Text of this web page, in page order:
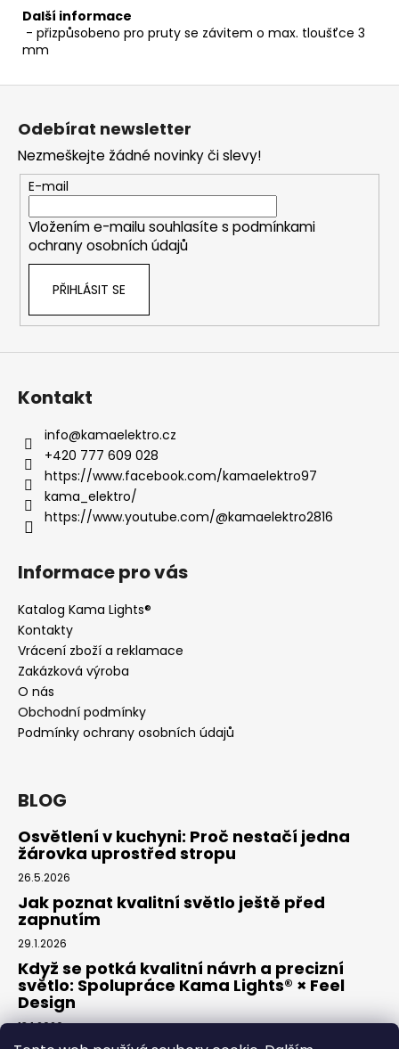
Další informace
- přizpůsobeno pro pruty se závitem o max. tloušťce 3
mm
Z
Odebírat newsletter
Nezmeškejte žádné novinky či slevy!
E-mail
Vložením e-mailu souhlasíte s podmínkami
ochrany osobních údajů
PŘIHLÁSIT SE
Kontakt
info@kamaelektro.cz
+420 777 609 028
https://www.facebook.com/kamaelektro97
kama_elektro/
https://www.youtube.com/@kamaelektro2816
Informace pro vás
Katalog Kama Lights®
Kontakty
Vrácení zboží a reklamace
Zakázková výroba
O nás
Obchodní podmínky
Podmínky ochrany osobních údajů
BLOG
Osvětlení v kuchyni: Proč nestačí jedna
žárovka uprostřed stropu
26.5.2026
Jak poznat kvalitní světlo ještě před
zapnutím
29.1.2026
Když se potká kvalitní návrh a precizní
světlo: Spolupráce Kama Lights® × Feel
Design
13.1.2026